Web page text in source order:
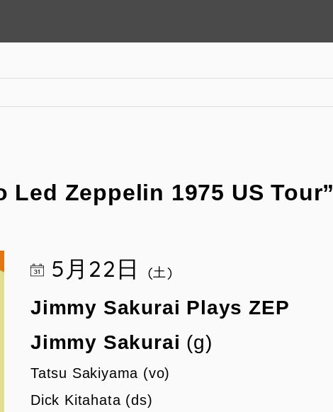
Led Zeppelin 1975 US Tour”
5月22日 (土)
Jimmy Sakurai Plays ZEP
Jimmy Sakurai (g)
Tatsu Sakiyama (vo)
Dick Kitahata (ds)